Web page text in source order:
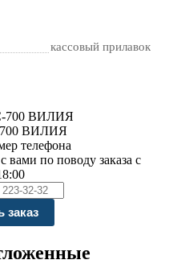
кассовый прилавок
ВИЛИЯ
телефона
по поводу заказа с